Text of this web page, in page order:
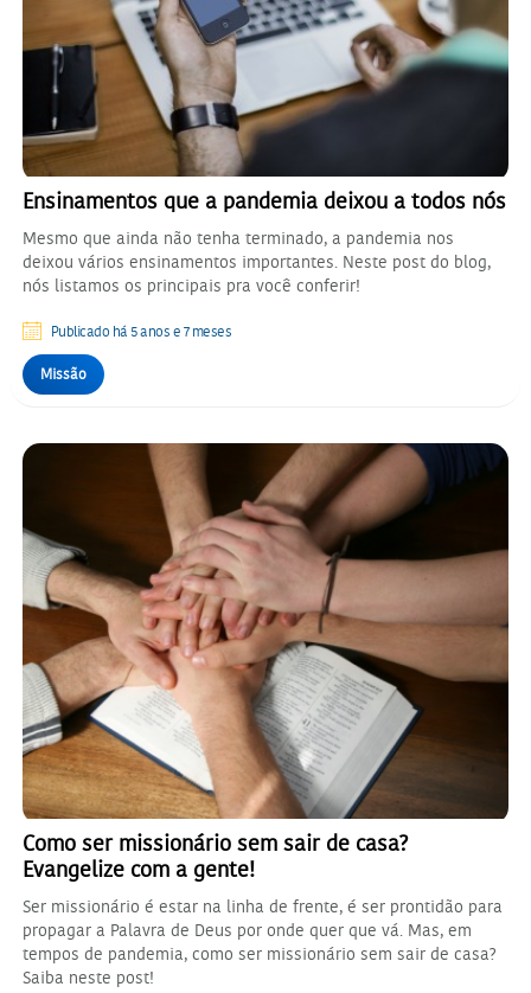
Ensinamentos que a pandemia deixou a todos nós
Mesmo que ainda não tenha terminado, a pandemia nos
deixou vários ensinamentos importantes. Neste post do blog,
nós listamos os principais pra você conferir!
Publicado há 5 anos e 7 meses
Missão
Como ser missionário sem sair de casa?
Evangelize com a gente!
Ser missionário é estar na linha de frente, é ser prontidão para
propagar a Palavra de Deus por onde quer que vá. Mas, em
tempos de pandemia, como ser missionário sem sair de casa?
Saiba neste post!